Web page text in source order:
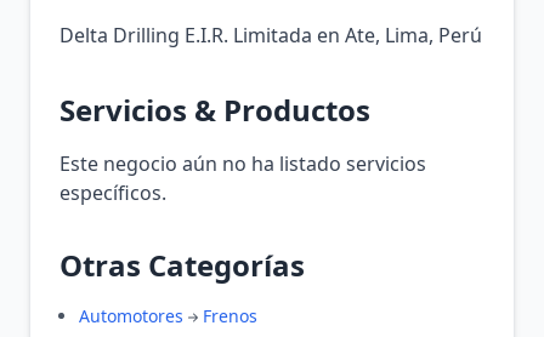
Delta Drilling E.I.R. Limitada en Ate, Lima, Perú
Servicios & Productos
Este negocio aún no ha listado servicios
específicos.
Otras Categorías
Automotores
Frenos